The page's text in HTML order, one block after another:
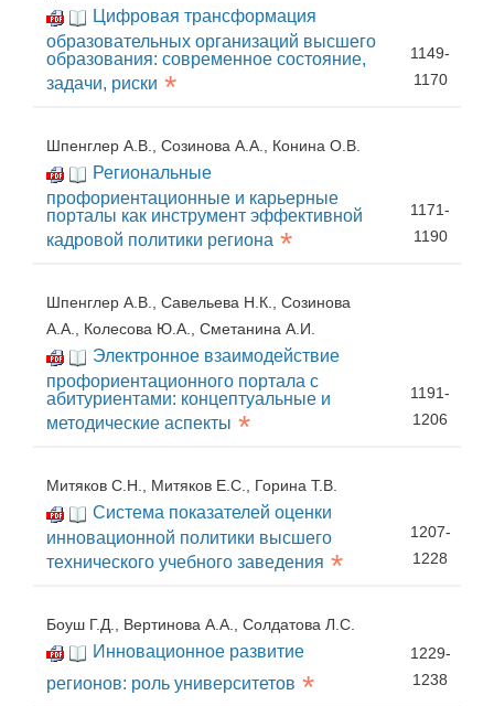
Цифровая трансформация
образовательных организаций высшего
образования: современное состояние,
задачи, риски *
1149-
1170
Шпенглер А.В., Созинова А.А., Конина О.В.
Региональные
профориентационные и карьерные
порталы как инструмент эффективной
кадровой политики региона *
1171-
1190
Шпенглер А.В., Савельева Н.К., Созинова
А.А., Колесова Ю.А., Сметанина А.И.
Электронное взаимодействие
профориентационного портала с
абитуриентами: концептуальные и
методические аспекты *
1191-
1206
Митяков С.Н., Митяков Е.С., Горина Т.В.
Система показателей оценки
инновационной политики высшего
технического учебного заведения *
1207-
1228
Боуш Г.Д., Вертинова А.А., Солдатова Л.С.
Инновационное развитие
регионов: роль университетов *
1229-
1238